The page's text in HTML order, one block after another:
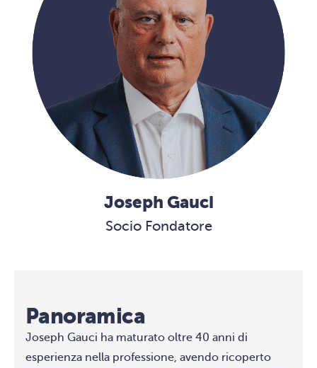
Panoramica
Joseph Gauci ha maturato oltre 40 anni di
esperienza nella professione, avendo ricoperto
Joseph Gauci
Socio Fondatore